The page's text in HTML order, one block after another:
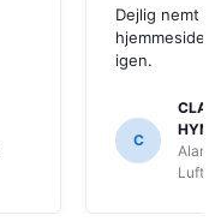
Dejlig nemt
igen.
C